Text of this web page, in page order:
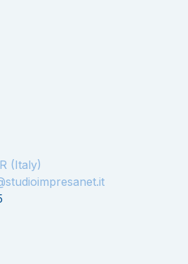
(Italy)